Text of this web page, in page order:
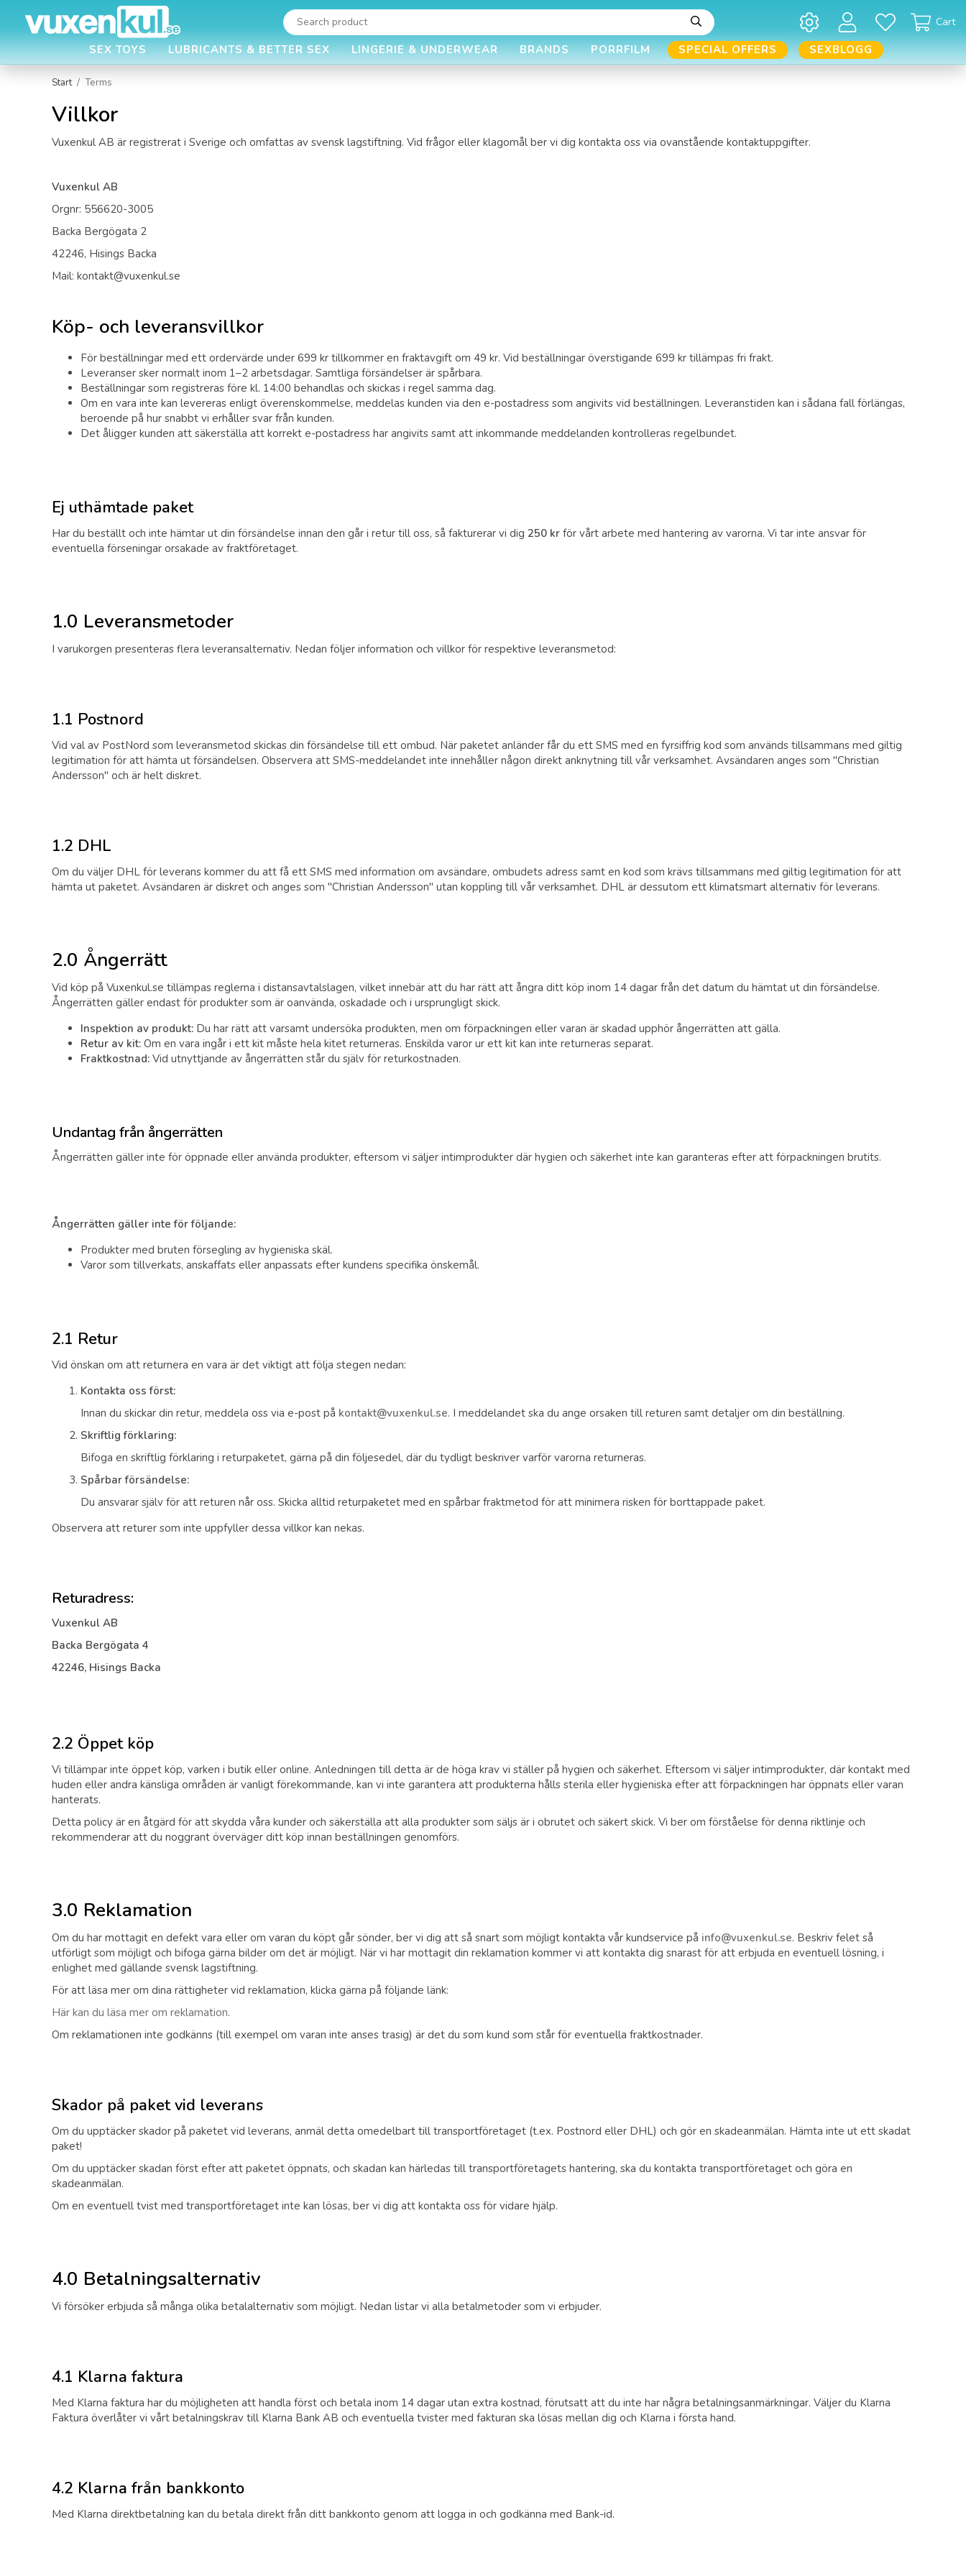
Cart
SEX TOYS LUBRICANTS & BETTER SEX LINGERIE & UNDERWEAR BRANDS PORRFILM SPECIAL OFFERS SEXBLOGG
Start / Terms
Villkor
Vuxenkul AB är registrerat i Sverige och omfattas av svensk lagstiftning. Vid frågor eller klagomål ber vi dig kontakta oss via ovanstående kontaktuppgifter.
Vuxenkul AB
Orgnr: 556620-3005
Backa Bergögata 2
42246, Hisings Backa
Mail: kontakt@vuxenkul.se
Köp- och leveransvillkor
För beställningar med ett ordervärde under 699 kr tillkommer en fraktavgift om 49 kr. Vid beställningar överstigande 699 kr tillämpas fri frakt.
Leveranser sker normalt inom 1–2 arbetsdagar. Samtliga försändelser är spårbara.
Beställningar som registreras före kl. 14:00 behandlas och skickas i regel samma dag.
Om en vara inte kan levereras enligt överenskommelse, meddelas kunden via den e-postadress som angivits vid beställningen. Leveranstiden kan i sådana fall förlängas,
beroende på hur snabbt vi erhåller svar från kunden.
Det åligger kunden att säkerställa att korrekt e-postadress har angivits samt att inkommande meddelanden kontrolleras regelbundet.
Ej uthämtade paket
Har du beställt och inte hämtar ut din försändelse innan den går i retur till oss, så fakturerar vi dig 250 kr för vårt arbete med hantering av varorna. Vi tar inte ansvar för
eventuella förseningar orsakade av fraktföretaget.
1.0 Leveransmetoder
I varukorgen presenteras flera leveransalternativ. Nedan följer information och villkor för respektive leveransmetod:
1.1 Postnord
Vid val av PostNord som leveransmetod skickas din försändelse till ett ombud. När paketet anländer får du ett SMS med en fyrsiffrig kod som används tillsammans med giltig
legitimation för att hämta ut försändelsen. Observera att SMS-meddelandet inte innehåller någon direkt anknytning till vår verksamhet. Avsändaren anges som "Christian
Andersson" och är helt diskret.
1.2 DHL
Om du väljer DHL för leverans kommer du att få ett SMS med information om avsändare, ombudets adress samt en kod som krävs tillsammans med giltig legitimation för att
hämta ut paketet. Avsändaren är diskret och anges som "Christian Andersson" utan koppling till vår verksamhet. DHL är dessutom ett klimatsmart alternativ för leverans.
2.0 Ångerrätt
Vid köp på Vuxenkul.se tillämpas reglerna i distansavtalslagen, vilket innebär att du har rätt att ångra ditt köp inom 14 dagar från det datum du hämtat ut din försändelse.
Ångerrätten gäller endast för produkter som är oanvända, oskadade och i ursprungligt skick.
Inspektion av produkt: Du har rätt att varsamt undersöka produkten, men om förpackningen eller varan är skadad upphör ångerrätten att gälla.
Retur av kit: Om en vara ingår i ett kit måste hela kitet returneras. Enskilda varor ur ett kit kan inte returneras separat.
Fraktkostnad: Vid utnyttjande av ångerrätten står du själv för returkostnaden.
Undantag från ångerrätten
Ångerrätten gäller inte för öppnade eller använda produkter, eftersom vi säljer intimprodukter där hygien och säkerhet inte kan garanteras efter att förpackningen brutits.
Ångerrätten gäller inte för följande:
Produkter med bruten försegling av hygieniska skäl.
Varor som tillverkats, anskaffats eller anpassats efter kundens specifika önskemål.
2.1 Retur
Vid önskan om att returnera en vara är det viktigt att följa stegen nedan:
Kontakta oss först:
Innan du skickar din retur, meddela oss via e-post på kontakt@vuxenkul.se. I meddelandet ska du ange orsaken till returen samt detaljer om din beställning.
Skriftlig förklaring:
Bifoga en skriftlig förklaring i returpaketet, gärna på din följesedel, där du tydligt beskriver varför varorna returneras.
Spårbar försändelse:
Du ansvarar själv för att returen når oss. Skicka alltid returpaketet med en spårbar fraktmetod för att minimera risken för borttappade paket.
Observera att returer som inte uppfyller dessa villkor kan nekas.
Returadress:
Vuxenkul AB
Backa Bergögata 4
42246, Hisings Backa
2.2 Öppet köp
Vi tillämpar inte öppet köp, varken i butik eller online. Anledningen till detta är de höga krav vi ställer på hygien och säkerhet. Eftersom vi säljer intimprodukter, där kontakt med
huden eller andra känsliga områden är vanligt förekommande, kan vi inte garantera att produkterna hålls sterila eller hygieniska efter att förpackningen har öppnats eller varan
hanterats.
Detta policy är en åtgärd för att skydda våra kunder och säkerställa att alla produkter som säljs är i obrutet och säkert skick. Vi ber om förståelse för denna riktlinje och
rekommenderar att du noggrant överväger ditt köp innan beställningen genomförs.
3.0 Reklamation
Om du har mottagit en defekt vara eller om varan du köpt går sönder, ber vi dig att så snart som möjligt kontakta vår kundservice på info@vuxenkul.se. Beskriv felet så
utförligt som möjligt och bifoga gärna bilder om det är möjligt. När vi har mottagit din reklamation kommer vi att kontakta dig snarast för att erbjuda en eventuell lösning, i
enlighet med gällande svensk lagstiftning.
För att läsa mer om dina rättigheter vid reklamation, klicka gärna på följande länk:
Här kan du läsa mer om reklamation.
Om reklamationen inte godkänns (till exempel om varan inte anses trasig) är det du som kund som står för eventuella fraktkostnader.
Skador på paket vid leverans
Om du upptäcker skador på paketet vid leverans, anmäl detta omedelbart till transportföretaget (t.ex. Postnord eller DHL) och gör en skadeanmälan. Hämta inte ut ett skadat
paket!
Om du upptäcker skadan först efter att paketet öppnats, och skadan kan härledas till transportföretagets hantering, ska du kontakta transportföretaget och göra en
skadeanmälan.
Om en eventuell tvist med transportföretaget inte kan lösas, ber vi dig att kontakta oss för vidare hjälp.
4.0 Betalningsalternativ
Vi försöker erbjuda så många olika betalalternativ som möjligt. Nedan listar vi alla betalmetoder som vi erbjuder.
4.1 Klarna faktura
Med Klarna faktura har du möjligheten att handla först och betala inom 14 dagar utan extra kostnad, förutsatt att du inte har några betalningsanmärkningar. Väljer du Klarna
Faktura överlåter vi vårt betalningskrav till Klarna Bank AB och eventuella tvister med fakturan ska lösas mellan dig och Klarna i första hand.
4.2 Klarna från bankkonto
Med Klarna direktbetalning kan du betala direkt från ditt bankkonto genom att logga in och godkänna med Bank-id.